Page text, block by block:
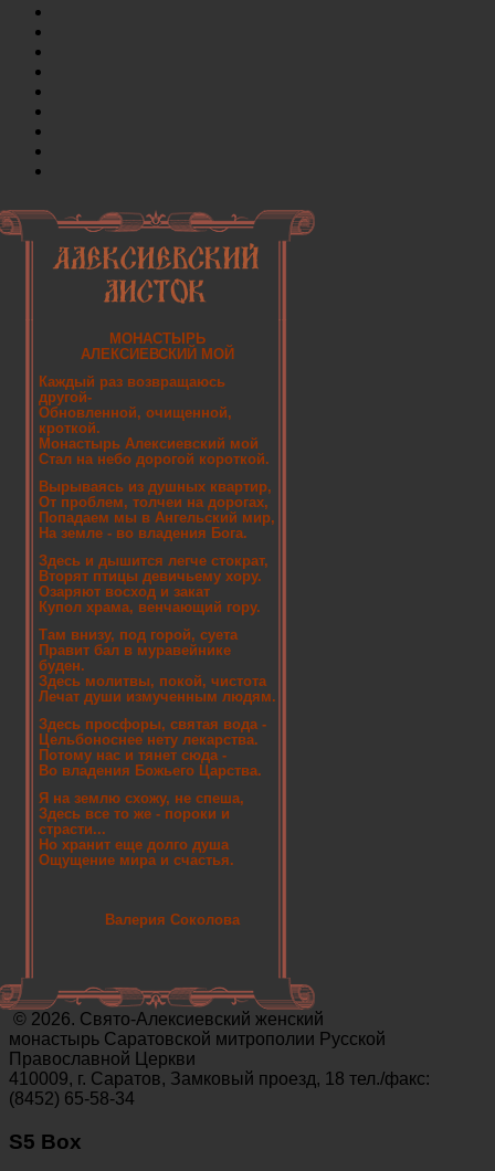
МОНАСТЫРЬ
АЛЕКСИЕВСКИЙ МОЙ
Каждый раз возвращаюсь
другой-
Обновленной, очищенной,
кроткой.
Монастырь Алексиевский мой
Стал на небо дорогой короткой.
Вырываясь из душных квартир,
От проблем, толчеи на дорогах,
Попадаем мы в Ангельский мир,
На земле - во владения Бога.
Здесь и дышится легче стократ,
Вторят птицы девичьему хору.
Озаряют восход и закат
Купол храма, венчающий гору.
Там внизу, под горой, суета
Правит бал в муравейнике
буден.
Здесь молитвы, покой, чистота
Лечат души измученным людям.
Здесь просфоры, святая вода -
Цельбоноснее нету лекарства.
Потому нас и тянет сюда -
Во владения Божьего Царства.
Я на землю схожу, не спеша,
Здесь все то же - пороки и
страсти...
Но хранит еще долго душа
Ощущение мира и счастья.
Валерия Соколова
© 2026. Свято-Алексиевский женский
монастырь Саратовской митрополии Русской
Православной Церкви
410009, г. Саратов, Замковый проезд, 18 тел./факс:
(8452) 65-58-34
S5 Box